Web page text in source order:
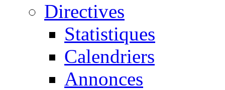
Directives
Statistiques
Calendriers
Annonces